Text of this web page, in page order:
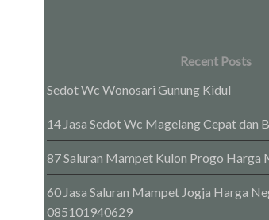
Recent Posts
Sedot Wc Wonosari Gunung Kidul
14 Jasa Sedot Wc Magelang Cepat dan
87 Saluran Mampet Kulon Progo Harga
60 Jasa Saluran Mampet Jogja Harga
085101940629